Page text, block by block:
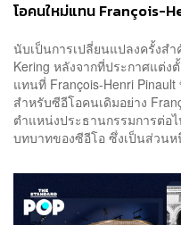
โอคนใหม่แทน François-
นับเป็นการเปลี่ยนแปลงครั้งส
Kering หลังจากที่ประกาศแต่ง
แทนที่ François-Henri
สำหรับซีอีโอคนเดิมอย่าง
ตำแหน่งประธานกรรมการต่อ
บทบาทของซีอีโอ ซึ่งเป็นส่วนห